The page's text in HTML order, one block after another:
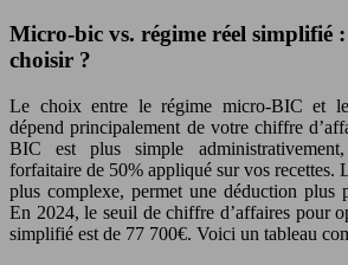
Micro-bic vs. régime réel simplifié
choisir ?
Le choix entre le régime micro-BIC et
dépend principalement de votre chiffre
BIC est plus simple
forfaitaire de 50% appliqué sur vos recettes.
plus complexe, permet une déduction plus
En 2024, le seuil de chiffre d’affaires pour
simplifié est de 77 700€. Voici un tableau